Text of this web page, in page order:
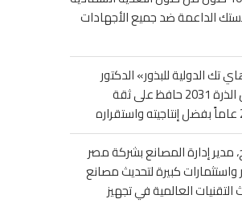
الداعمة ضد جميع الأجهادات
تك الدولية للبذور» الدكتور
محمد على نصر هجين الذرة 2031 حافظ على ثقة
إدارة المصانع بشركة مصر
واستثمارات كبيرة لتحديث مصانع
العالمية في تجهيز